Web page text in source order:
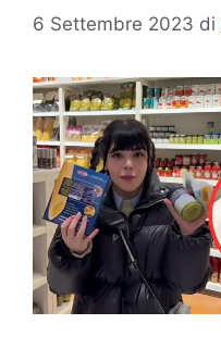
6 Settembre 2023 di